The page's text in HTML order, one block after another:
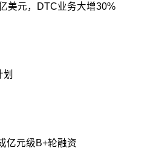
美元，DTC业务大增30%
亿元级B+轮融资